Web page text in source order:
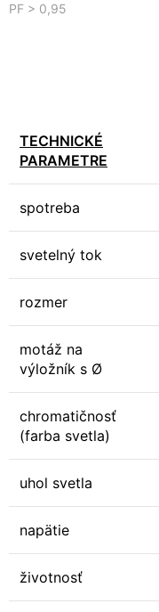
PF > 0,95
TECHNICKÉ
PARAMETRE
spotreba
svetelný tok
rozmer
motáž na
výložník s Ø
chromatičnosť
(farba svetla)
uhol svetla
napätie
životnosť